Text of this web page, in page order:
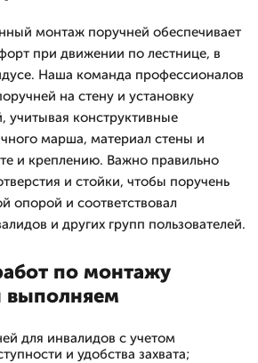
монтаж поручней обеспечивает
при движении по лестнице, в
Наша команда профессионалов
на стену и установку
учитывая конструктивные
марша, материал стены и
и креплению. Важно правильно
и стойки, чтобы поручень
опорой и соответствовал
и других групп пользователей.
по монтажу
выполняем
для инвалидов с учетом
и удобства захвата;